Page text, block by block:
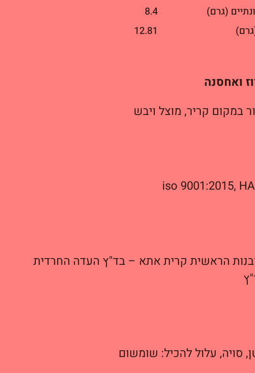
(גרם)
8.4
12.81
ואחסנה
במקום קריר, מוצל ויבש
iso 9001:2015,
הראשית קרית אתא – בד"ץ העדה החרדית
סויה, עלול להכיל: שומשום